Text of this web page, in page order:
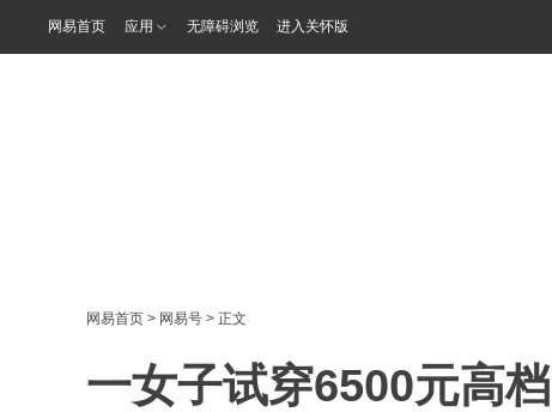
网易首页 应用 无障碍浏览 进入关怀版
网易首页 > 网易号 > 正文
一女子试穿6500元高